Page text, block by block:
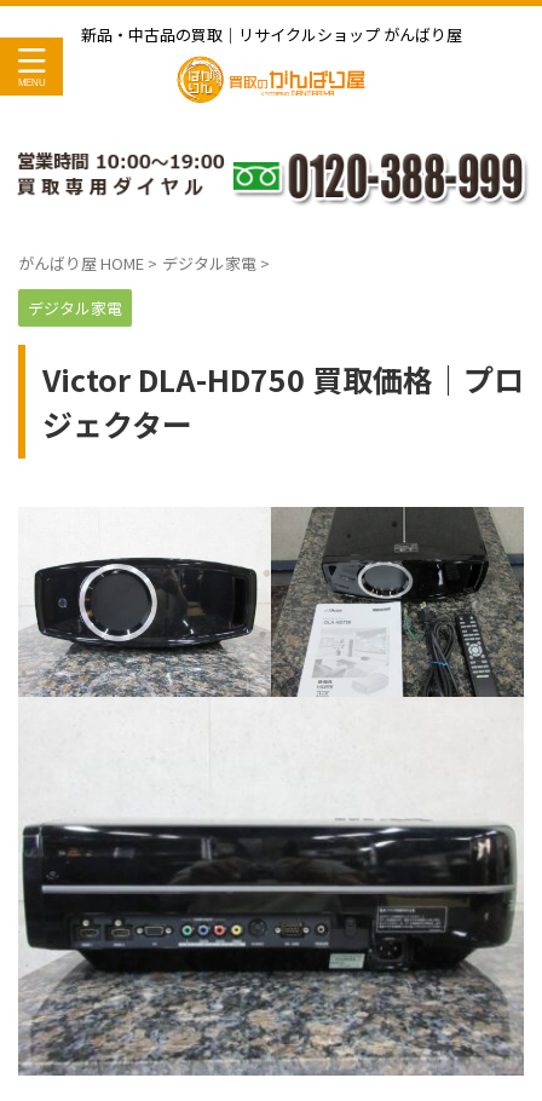
新品・中古品の買取｜リサイクルショップ がんばり屋
がんばり屋 HOME > デジタル家電 >
デジタル家電
Victor DLA-HD750 買取価格｜プロ
ジェクター